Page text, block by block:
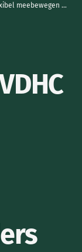
de kracht van vdhc werkadvies: flexibel meebewegen binnen de wettelijke kaders